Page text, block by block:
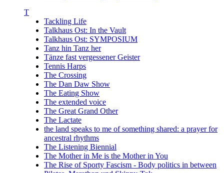
T
Tackling Life
Talkhaus Ost: In the Vault
Talkhaus Ost: SYMPOSIUM
Tanz hin Tanz her
Tänze fast vergessener Geister
Tennis Harps
The Crossing
The Dan Daw Show
The Eating Show
The extended voice
The Great Grand Other
The Lactate
the land speaks to me of something shared: a prayer for
ancestral rhythms
The Listening Biennial
The Mother in Me is the Mother in You
The Rise of Sporty Fascism - Body politics in between